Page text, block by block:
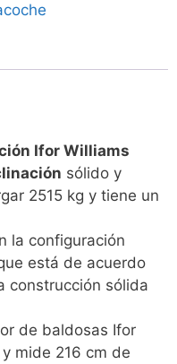
Ifor Williams
sólido y
2515 kg y tiene un
la configuración
está de acuerdo
construcción sólida
de baldosas Ifor
mide 216 cm de